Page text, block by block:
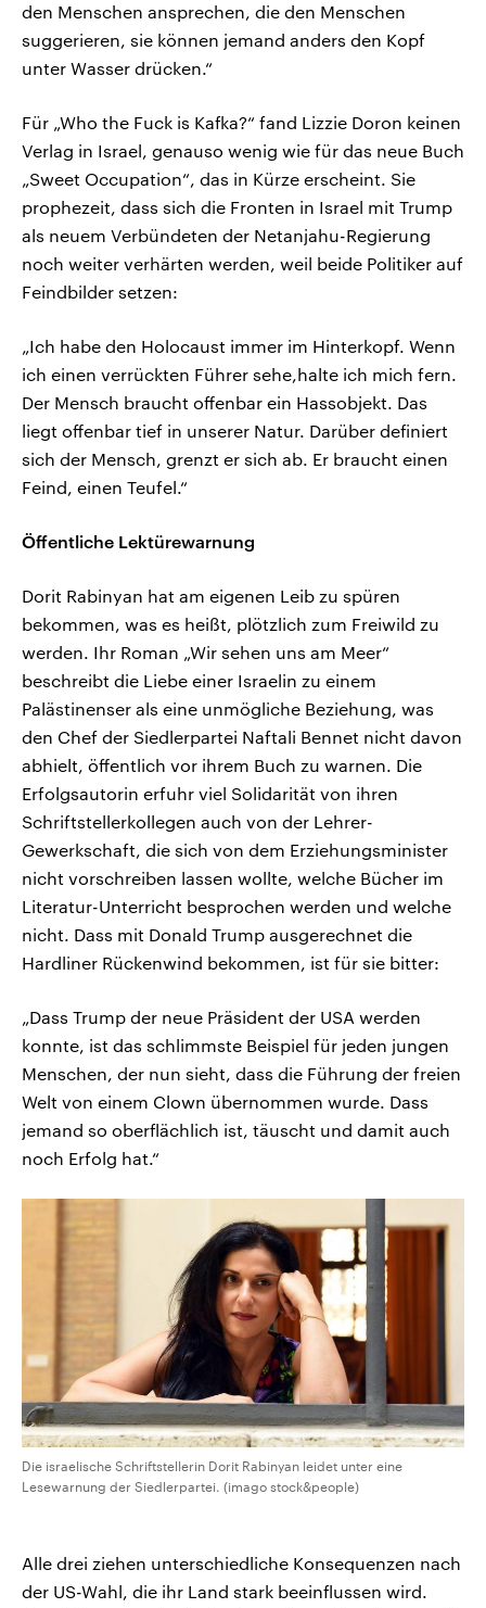
den Menschen ansprechen, die den Menschen
suggerieren, sie können jemand anders den Kopf
unter Wasser drücken.“
Für „Who the Fuck is Kafka?“ fand Lizzie Doron keinen
Verlag in Israel, genauso wenig wie für das neue Buch
„Sweet Occupation“, das in Kürze erscheint. Sie
prophezeit, dass sich die Fronten in Israel mit Trump
als neuem Verbündeten der Netanjahu-Regierung
noch weiter verhärten werden, weil beide Politiker auf
Feindbilder setzen:
„Ich habe den Holocaust immer im Hinterkopf. Wenn
ich einen verrückten Führer sehe,halte ich mich fern.
Der Mensch braucht offenbar ein Hassobjekt. Das
liegt offenbar tief in unserer Natur. Darüber definiert
sich der Mensch, grenzt er sich ab. Er braucht einen
Feind, einen Teufel.“
Öffentliche Lektürewarnung
Dorit Rabinyan hat am eigenen Leib zu spüren
bekommen, was es heißt, plötzlich zum Freiwild zu
werden. Ihr Roman „Wir sehen uns am Meer“
beschreibt die Liebe einer Israelin zu einem
Palästinenser als eine unmögliche Beziehung, was
den Chef der Siedlerpartei Naftali Bennet nicht davon
abhielt, öffentlich vor ihrem Buch zu warnen. Die
Erfolgsautorin erfuhr viel Solidarität von ihren
Schriftstellerkollegen auch von der Lehrer-
Gewerkschaft, die sich von dem Erziehungsminister
nicht vorschreiben lassen wollte, welche Bücher im
Literatur-Unterricht besprochen werden und welche
nicht. Dass mit Donald Trump ausgerechnet die
Hardliner Rückenwind bekommen, ist für sie bitter:
„Dass Trump der neue Präsident der USA werden
konnte, ist das schlimmste Beispiel für jeden jungen
Menschen, der nun sieht, dass die Führung der freien
Welt von einem Clown übernommen wurde. Dass
jemand so oberflächlich ist, täuscht und damit auch
noch Erfolg hat.“
Die israelische Schriftstellerin Dorit Rabinyan leidet unter eine
Lesewarnung der Siedlerpartei. (imago stock&people)
Alle drei ziehen unterschiedliche Konsequenzen nach
der US-Wahl, die ihr Land stark beeinflussen wird.